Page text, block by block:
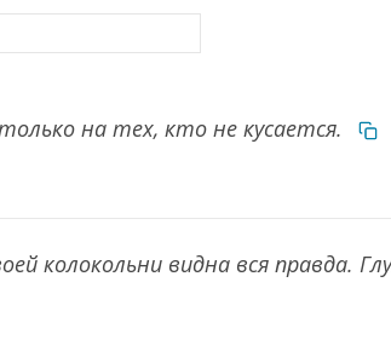
на тех, кто не кусается.
колокольни видна вся правда.